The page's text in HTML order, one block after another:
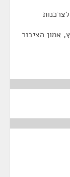
אמון הציבור